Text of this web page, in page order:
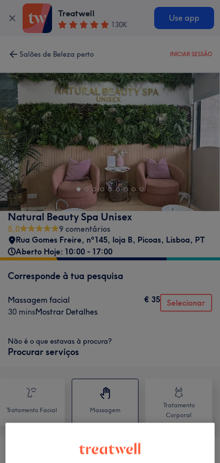
Treatwell
130K
Use app
Salões de Beleza perto INICIAR SESSÃO
Natural Beauty Spa Unisex
5,0
9 comentários
Rua Gomes Freire, nº145, loja B, Picoas, Lisboa, PT
Aberto Hoje: 10:00 - 17:00
Corresponde à tua pesquisa
Massagem facial
30 minsMostrar Detalhes
€ 35 Selecionar
Não é o que estavas à procura?
Procurar serviços
Tratamento Facial Massagem
Tratamento
Corporal
Massagens Terapêuticas E